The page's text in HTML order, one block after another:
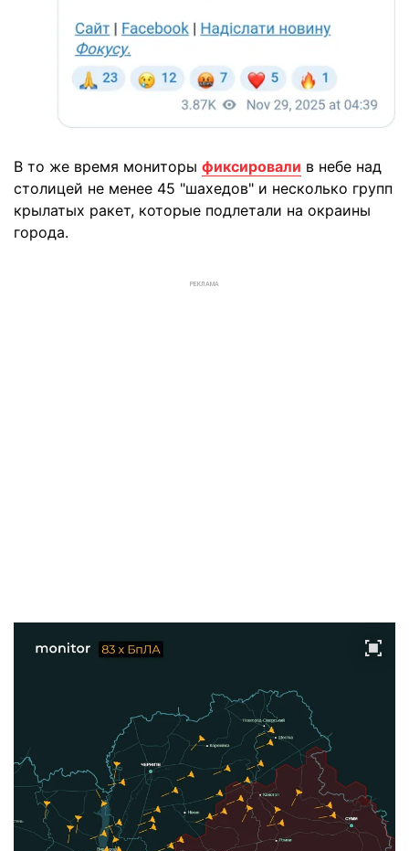
В то же время мониторы фиксировали в небе над
столицей не менее 45 "шахедов" и несколько групп
крылатых ракет, которые подлетали на окраины
города.
РЕКЛАМА